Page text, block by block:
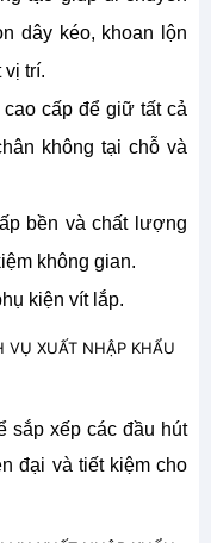
dây kéo, khoan lộn
trí.
cấp để giữ tất cả
không tại chỗ và
bền và chất lượng
không gian.
kiện vít lắp.
sắp xếp các đầu hút
đại và tiết kiệm cho